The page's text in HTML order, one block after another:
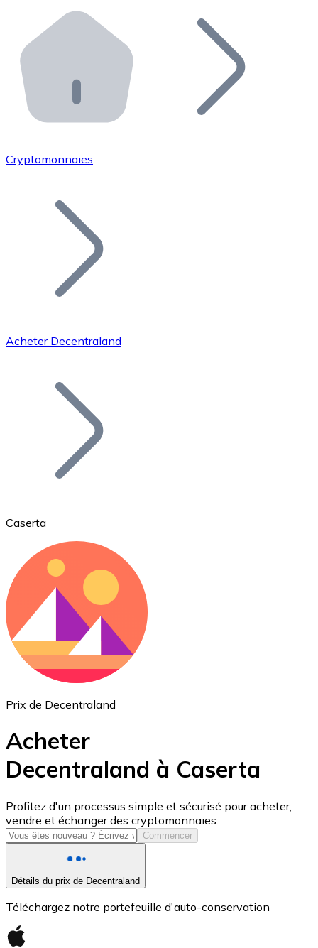
Distributeurs automatiques Bitnovo
Intégrez un ATM Bitnovo dans votre entreprise et
API Bitnovo
Intégrez notre API dans votre écosystème.
Rejoignez notre réseau de distributeurs et
Ajoutez le token de votre projet à notre service
Bitcoin
Ethereum
USD Coin
USDC
Cryptomonnaies
Acheter Decentraland
Caserta
Prix de Decentraland
Acheter
Decentraland à Caserta
Profitez d'un processus simple et sécurisé pour acheter,
vendre et échanger des cryptomonnaies.
Commencer
Détails du prix de Decentraland
Téléchargez notre portefeuille d'auto-conservation